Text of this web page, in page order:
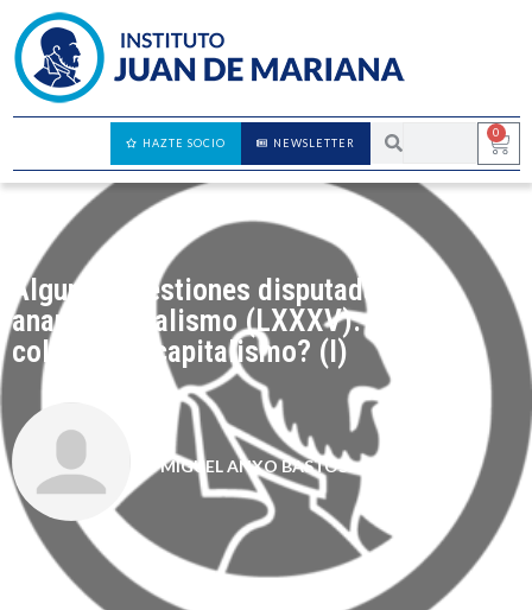
0
NEWSLETTER
HAZTE SOCIO
Algunas cuestiones disputadas del
anarcocapitalismo (LXXXV): ¿Puede
colapsar el capitalismo? (I)
MIGUEL ANXO BASTOS